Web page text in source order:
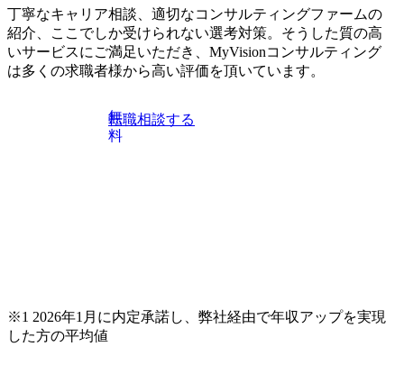
ィング・グループ出身者等 (https://www.xspear.co.jp/member/ta
keto_kajita/)） 多様なメンバー、多様なプロジェクトによる
自己成長機会が多く、新たなチャレンジが可能 100名規模に
も関わらず、外資系戦略コンサルティングファームや総合
り、常に刺激を受けながらプロジェクトワークが可能 総合
コンサルティングファームの名の通り、全方位のクライア
サルティングファームの立ち上げフェーズに関わることが
できる 豊富な経験を持つコンサル経験者の場合は、自らチ
※顔出しは不要です。ご質問頂く際のみ、顔出ししていた
だければと存じます。
丁寧なキャリア相談、適切なコンサルティングファームの
紹介、ここでしか受けられない選考対策。そうした質の高
いサービスにご満足いただき、MyVisionコンサルティング
は多くの求職者様から高い評価を頂いています。
無
料
転職相談する
※1 2026年1月に内定承諾し、弊社経由で年収アップを実現
した方の平均値